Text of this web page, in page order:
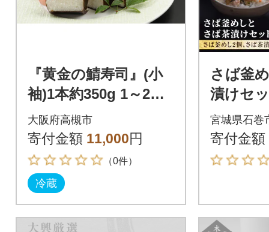
『黄金の鯖寿司』(小
袖)1本約350g 1～2人
前
大阪府高槻市
寄付金額 11,000円
（0件）
冷蔵
さば釜
漬けセ
宮城県石巻
寄付金額